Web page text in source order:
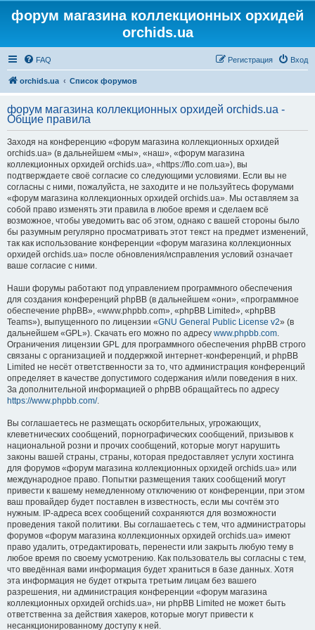
форум магазина коллекционных орхидей
orchids.ua
FAQ Вход
Регистрация
orchids.ua Список форумов
форум магазина коллекционных орхидей orchids.ua -
Общие правила
Заходя на конференцию «форум магазина коллекционных орхидей
orchids.ua» (в дальнейшем «мы», «наш», «форум магазина
коллекционных орхидей orchids.ua», «https://flo.com.ua»), вы
подтверждаете своё согласие со следующими условиями. Если вы не
согласны с ними, пожалуйста, не заходите и не пользуйтесь форумами
«форум магазина коллекционных орхидей orchids.ua». Мы оставляем за
собой право изменять эти правила в любое время и сделаем всё
возможное, чтобы уведомить вас об этом, однако с вашей стороны было
бы разумным регулярно просматривать этот текст на предмет изменений,
так как использование конференции «форум магазина коллекционных
орхидей orchids.ua» после обновления/исправления условий означает
ваше согласие с ними.
Наши форумы работают под управлением программного обеспечения
для создания конференций phpBB (в дальнейшем «они», «программное
обеспечение phpBB», «www.phpbb.com», «phpBB Limited», «phpBB
Teams»), выпущенного по лицензии «GNU General Public License v2» (в
дальнейшем «GPL»). Скачать его можно по адресу www.phpbb.com.
Ограничения лицензии GPL для программного обеспечения phpBB строго
связаны с организацией и поддержкой интернет-конференций, и phpBB
Limited не несёт ответственности за то, что администрация конференций
определяет в качестве допустимого содержания и/или поведения в них.
За дополнительной информацией о phpBB обращайтесь по адресу
https://www.phpbb.com/.
Вы соглашаетесь не размещать оскорбительных, угрожающих,
клеветнических сообщений, порнографических сообщений, призывов к
национальной розни и прочих сообщений, которые могут нарушить
законы вашей страны, страны, которая предоставляет услуги хостинга
для форумов «форум магазина коллекционных орхидей orchids.ua» или
международное право. Попытки размещения таких сообщений могут
привести к вашему немедленному отключению от конференции, при этом
ваш провайдер будет поставлен в известность, если мы сочтём это
нужным. IP-адреса всех сообщений сохраняются для возможности
проведения такой политики. Вы соглашаетесь с тем, что администраторы
форумов «форум магазина коллекционных орхидей orchids.ua» имеют
право удалить, отредактировать, перенести или закрыть любую тему в
любое время по своему усмотрению. Как пользователь вы согласны с тем,
что введённая вами информация будет храниться в базе данных. Хотя
эта информация не будет открыта третьим лицам без вашего
разрешения, ни администрация конференции «форум магазина
коллекционных орхидей orchids.ua», ни phpBB Limited не может быть
ответственна за действия хакеров, которые могут привести к
несанкционированному доступу к ней.